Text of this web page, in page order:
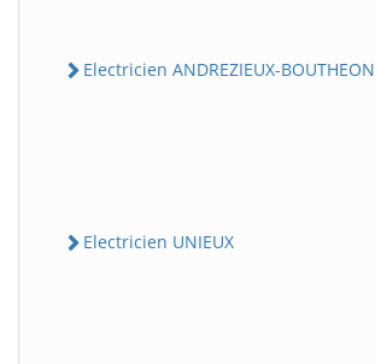
Electricien ANDREZIEUX-BOUTHEON
Electricien UNIEUX